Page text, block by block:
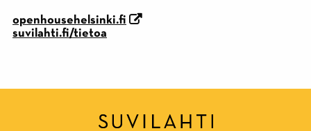
openhousehelsinki.fi
suvilahti.fi/tietoa